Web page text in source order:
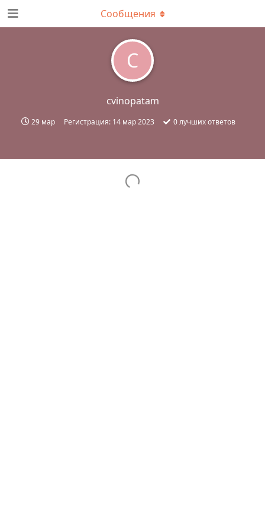
C
cvinopatam
29 мар Регистрация: 14 мар 2023 0лучших ответов
Сообщения